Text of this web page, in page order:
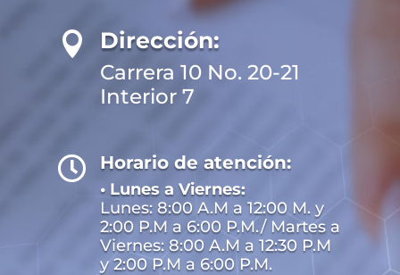
 Dirección:
Carrera 10 No. 20-21
Interior 7
 Horario de atención:
• Lunes a Viernes:
Lunes: 8:00 A.M a 12:00 M. y
2:00 P.M a 6:00 P.M./ Martes a
Viernes: 8:00 A.M a 12:30 P.M
y 2:00 P.M a 6:00 P.M.